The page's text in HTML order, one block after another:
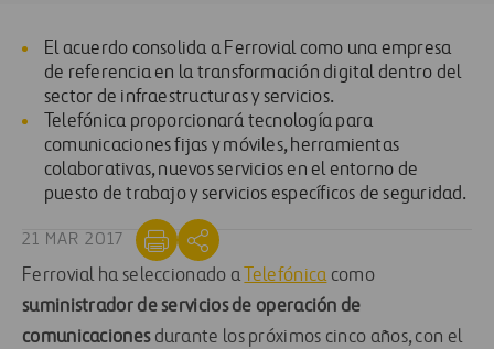
El acuerdo consolida a Ferrovial como una empresa
de referencia en la transformación digital dentro del
sector de infraestructuras y servicios.
Telefónica proporcionará tecnología para
comunicaciones fijas y móviles, herramientas
colaborativas, nuevos servicios en el entorno de
puesto de trabajo y servicios específicos de seguridad.
21 MAR 2017
Ferrovial ha seleccionado a Telefónicacomo
suministrador de servicios de operación de
comunicacionesdurante los próximos cinco años, con el